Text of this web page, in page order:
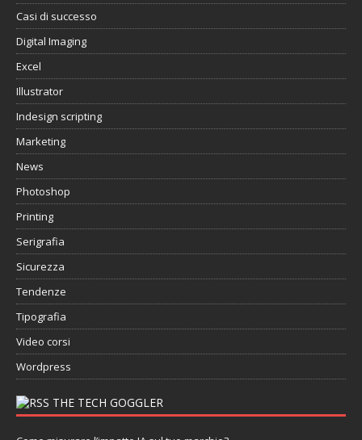
Casi di successo
Digital Imaging
Excel
Illustrator
Indesign scripting
Marketing
News
Photoshop
Printing
Serigrafia
Sicurezza
Tendenze
Tipografia
Video corsi
Wordpress
THE TECH GOGGLER